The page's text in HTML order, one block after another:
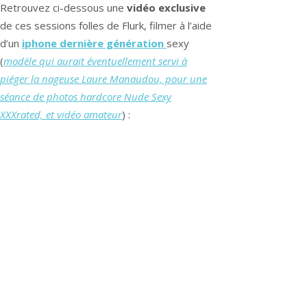
Retrouvez ci-dessous une vidéo exclusive
de ces sessions folles de Flurk, filmer à l’aide
d’un iphone dernière génération sexy
(modèle qui aurait éventuellement servi à
piéger la nageuse Laure Manaudou, pour une
séance de photos hardcore Nude Sexy
XXXrated, et vidéo amateur) :